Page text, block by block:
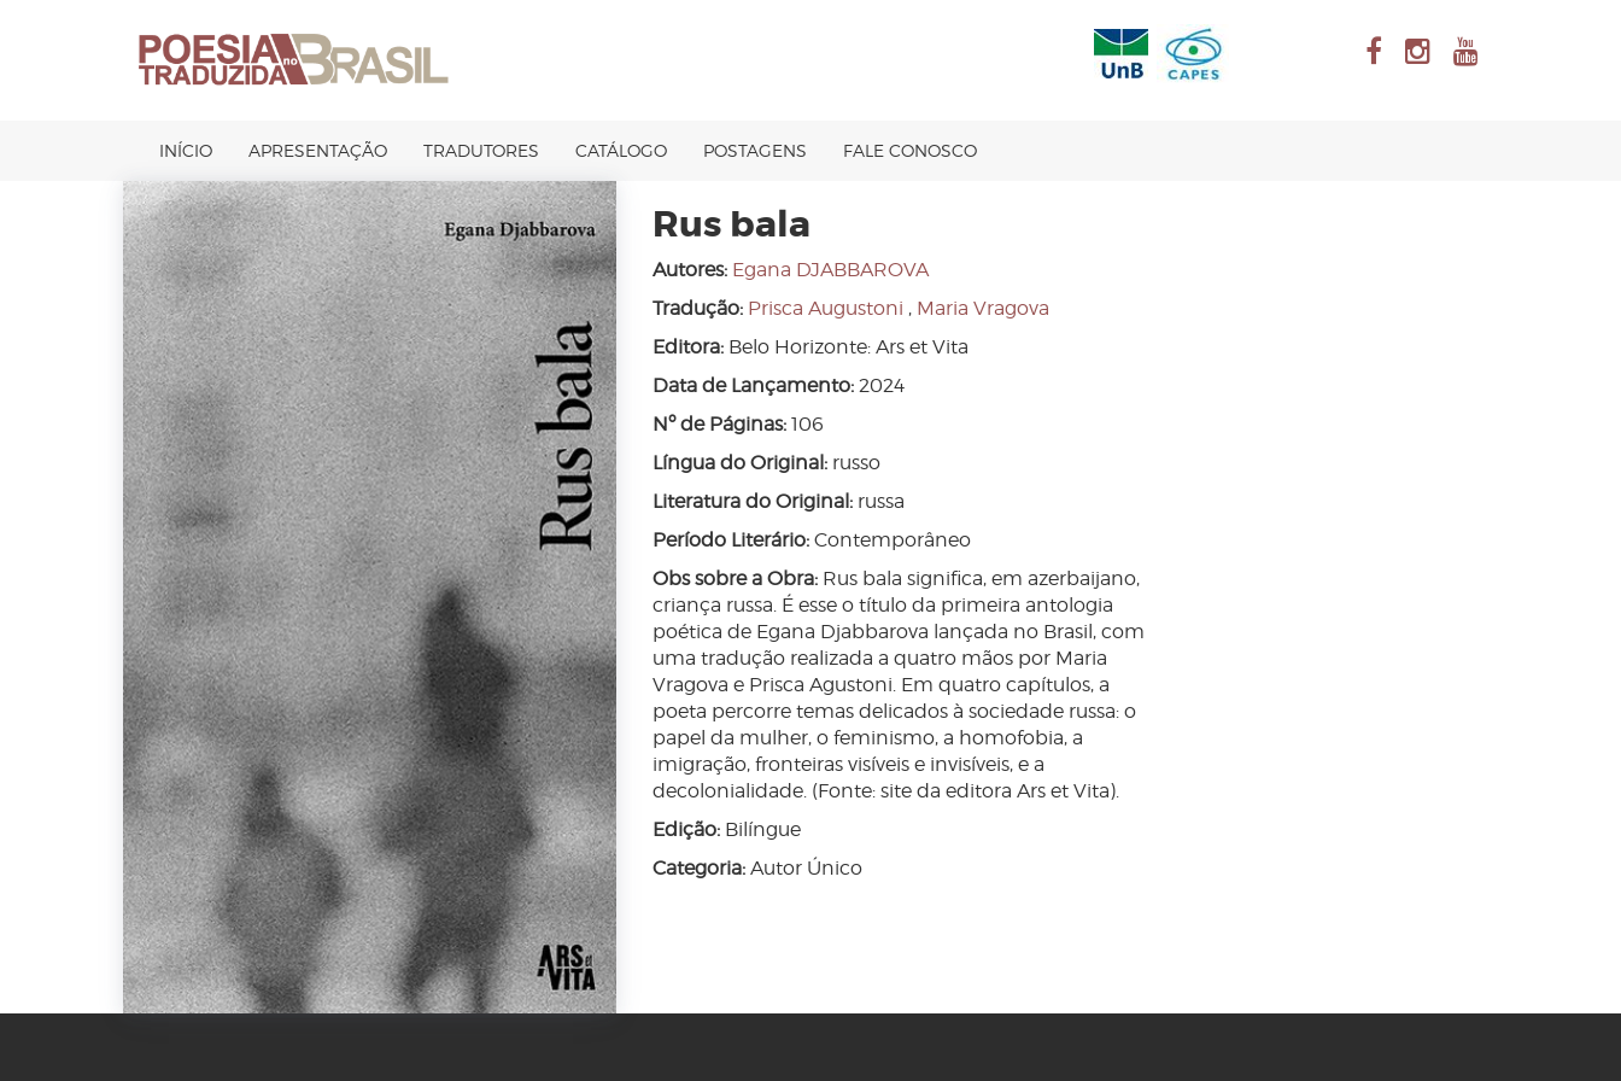
INÍCIO APRESENTAÇÃO TRADUTORES CATÁLOGO POSTAGENS FALE CONOSCO
Rus bala
Autores: Egana DJABBAROVA
Tradução: Prisca Augustoni , Maria Vragova
Editora:Belo Horizonte: Ars et Vita
Data de Lançamento:2024
Nº de Páginas:106
Língua do Original:russo
Literatura do Original:russa
Período Literário:Contemporâneo
Obs sobre a Obra:Rus bala significa, em azerbaijano,
criança russa. É esse o título da primeira antologia
poética de Egana Djabbarova lançada no Brasil, com
uma tradução realizada a quatro mãos por Maria
Vragova e Prisca Agustoni. Em quatro capítulos, a
poeta percorre temas delicados à sociedade russa: o
papel da mulher, o feminismo, a homofobia, a
imigração, fronteiras visíveis e invisíveis, e a
decolonialidade. (Fonte: site da editora Ars et Vita).
Edição:Bilíngue
Categoria:Autor Único